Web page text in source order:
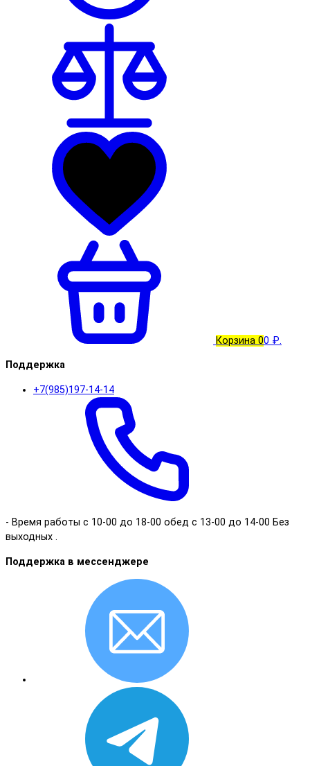
Корзина 00 ₽.
Поддержка
+7(985)197-14-14
- Время работы с 10-00 до 18-00 обед с 13-00 до 14-00 Без
выходных .
Поддержка в мессенджере